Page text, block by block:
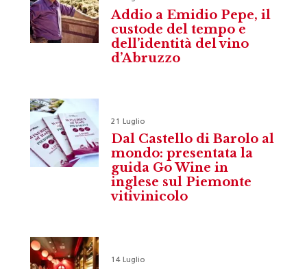
Addio a Emidio Pepe, il
custode del tempo e
dell’identità del vino
d’Abruzzo
21 Luglio
Dal Castello di Barolo al
mondo: presentata la
guida Go Wine in
inglese sul Piemonte
vitivinicolo
14 Luglio